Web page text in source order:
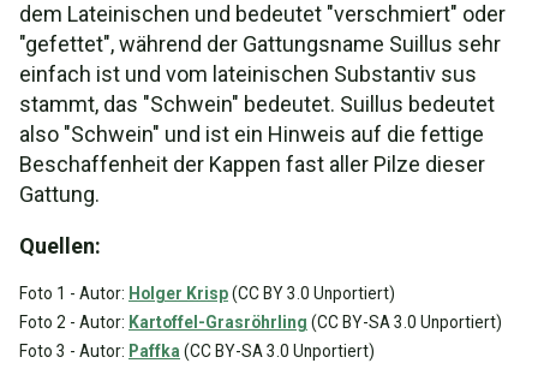
dem Lateinischen und bedeutet "verschmiert" oder
"gefettet", während der Gattungsname Suillus sehr
einfach ist und vom lateinischen Substantiv sus
stammt, das "Schwein" bedeutet. Suillus bedeutet
also "Schwein" und ist ein Hinweis auf die fettige
Beschaffenheit der Kappen fast aller Pilze dieser
Gattung.
Quellen:
Foto 1 - Autor: Holger Krisp(CC BY 3.0 Unportiert)
Foto 2 - Autor: Kartoffel-Grasröhrling (CC BY-SA 3.0 Unportiert)
Foto 3 - Autor: Paffka (CC BY-SA 3.0 Unportiert)